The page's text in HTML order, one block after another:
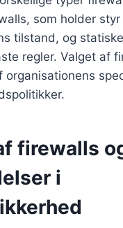
som holder styr
tilstand, og
regler. Valget af
firewalls
i